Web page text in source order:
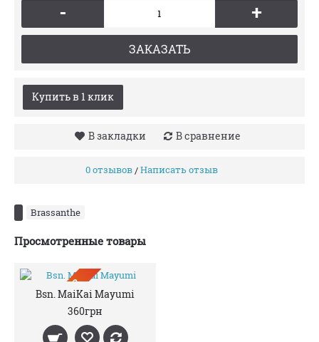
- +
ЗАКАЗАТЬ
Купить в 1 клик
В закладки В сравнение
0 отзывов/Написать отзыв
Brassanthe
Просмотренные товары
ПРЕДЗАКАЗ
Bsn. MaiKai Mayumi
360грн